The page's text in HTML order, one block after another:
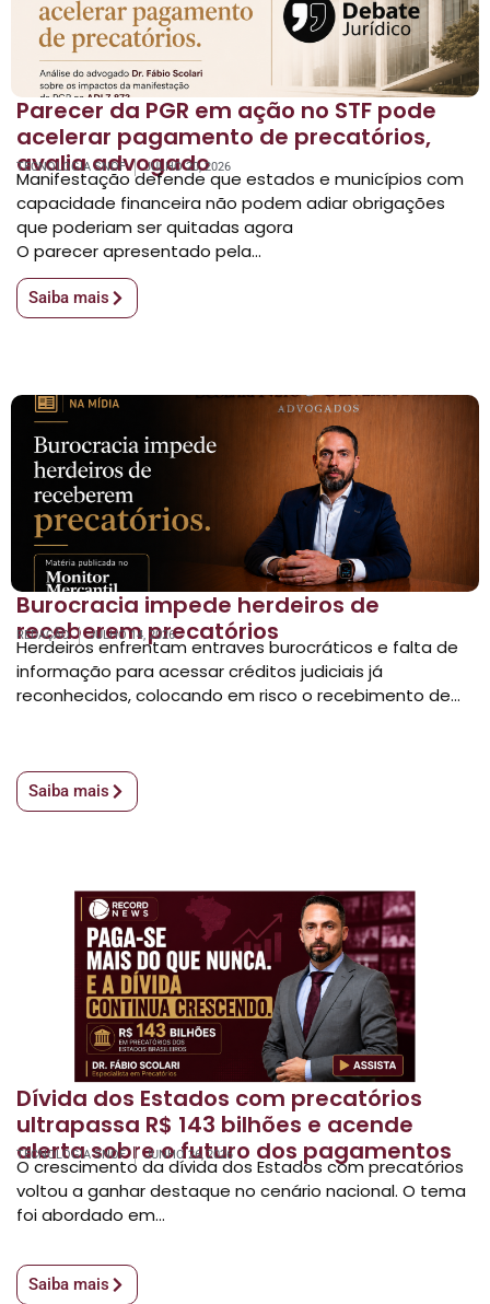
Parecer da PGR em ação no STF pode
acelerar pagamento de precatórios,
avalia advogado
TECNOLOGIA SNOF JULHO 20, 2026
Manifestação defende que estados e municípios com
capacidade financeira não podem adiar obrigações
que poderiam ser quitadas agora
O parecer apresentado pela...
Saiba mais
Burocracia impede herdeiros de
receberem precatórios
REDAÇÃO JULHO 14, 2026
Herdeiros enfrentam entraves burocráticos e falta de
informação para acessar créditos judiciais já
reconhecidos, colocando em risco o recebimento de...
Saiba mais
Dívida dos Estados com precatórios
ultrapassa R$ 143 bilhões e acende
alerta sobre o futuro dos pagamentos
TECNOLOGIA SNOF JUNHO 26, 2026
O crescimento da dívida dos Estados com precatórios
voltou a ganhar destaque no cenário nacional. O tema
foi abordado em...
Saiba mais